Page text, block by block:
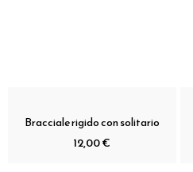
Bracciale rigido con solitario
12,00 €